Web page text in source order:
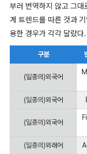
부러 번역하지 않고 그대
계 트렌드를 따른 것과
용한 경우가 각각 달랐다.
구분
(일종의)외국어
(일종의)외국어
(일종의)외국어
(일종의)외래어